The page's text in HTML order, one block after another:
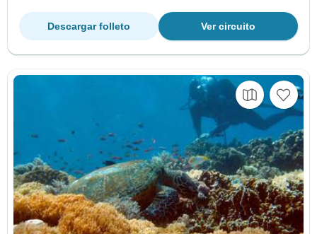
Ver circuito
Descargar folleto